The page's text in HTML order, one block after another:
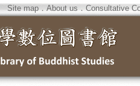
Site map．About us．Consultative